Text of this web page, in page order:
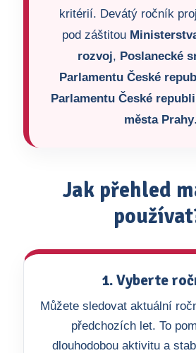
kritérií. Devátý ročník
pod záštitou
rozvoj, Poslanecké
Parlamentu České
Parlamentu České
města Prahy.
Jak přehled
1. Vyberte
Můžete sledovat aktuální
předchozích let. To
dlouhodobou aktivitu a